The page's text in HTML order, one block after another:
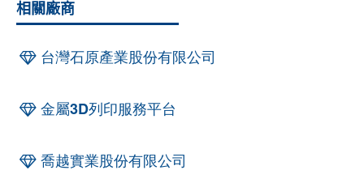
相關廠商
台灣石原產業股份有限公司
金屬3D列印服務平台
喬越實業股份有限公司